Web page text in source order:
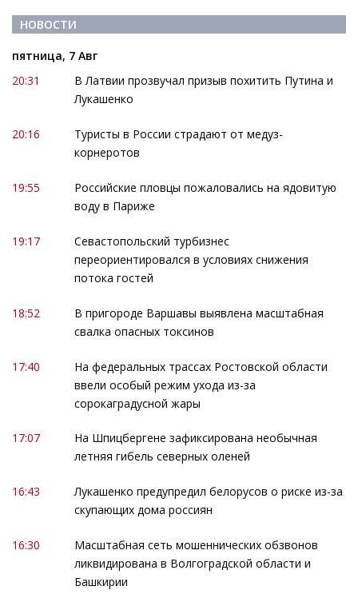
НОВОСТИ
пятница, 7 Авг
20:31
В Латвии прозвучал призыв похитить Путина и
Лукашенко
20:16
Туристы в России страдают от медуз-
корнеротов
19:55
Российские пловцы пожаловались на ядовитую
воду в Париже
19:17
Севастопольский турбизнес
переориентировался в условиях снижения
потока гостей
18:52
В пригороде Варшавы выявлена масштабная
свалка опасных токсинов
17:40
На федеральных трассах Ростовской области
ввели особый режим ухода из-за
сорокаградусной жары
17:07
На Шпицбергене зафиксирована необычная
летняя гибель северных оленей
16:43
Лукашенко предупредил белорусов о риске из-за
скупающих дома россиян
16:30
Масштабная сеть мошеннических обзвонов
ликвидирована в Волгоградской области и
Башкирии